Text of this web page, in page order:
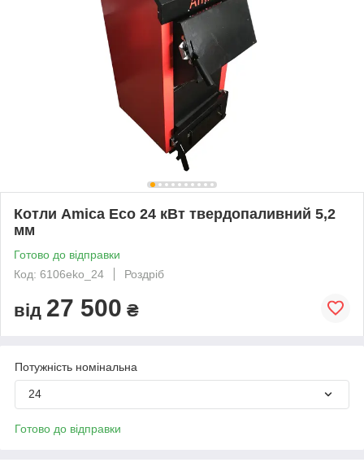
Котли Amica Есо 24 кВт твердопаливний 5,2
мм
Готово до відправки
Код: 6106eko_24
Роздріб
від 27 500 ₴
Потужність номінальна
24
Готово до відправки